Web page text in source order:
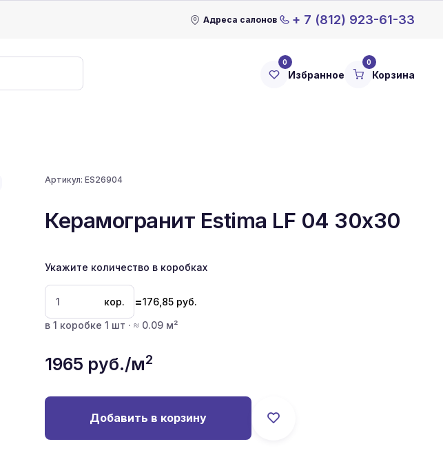
Адреса салонов + 7 (812) 923-61-33
0
Избранное
0
Корзина
Артикул:ES26904
Керамогранит Estima LF 04 30x30
Укажите количество в коробках
кор. =176,85 руб.
в 1 коробке 1 шт · ≈ 0.09 м²
1965 руб./м2
Добавить в корзину